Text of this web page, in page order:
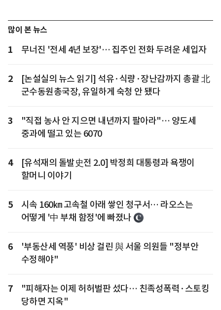
많이 본 뉴스
1 무너진 '전세 4년 보장'… 집주인 전화 두려운 세입자
2
[논설실의 뉴스 읽기] 석유·식량·장난감까지 총괄 北
군수동원총국장, 유일하게 숙청 안 됐다
3
"직접 농사 안 지으면 내년까지 팔아라"… 양도세
중과에 떨고 있는 6070
4
[유석재의 돌발史전 2.0] 박정희 대통령과 욕쟁이
할머니 이야기
5
시속 160㎞ 고속철 아래 쌓인 청구서… 라오스는
어떻게 '中 부채 함정'에 빠졌나
6
'부동산세 역풍' 비상 걸린 與 서울 의원들 "정부안
수정해야"
7
"피해자는 이제 허허벌판 섰다… 친족성폭력·스토킹
당하면 지옥"